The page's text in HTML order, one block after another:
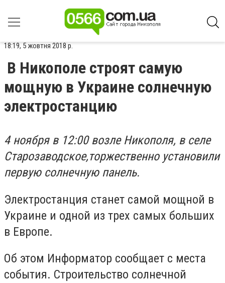
18:19, 5 жовтня 2018 р.
В Никополе строят самую
мощную в Украине солнечную
электростанцию
4 ноября в 12:00 возле Никополя, в селе
Старозаводское,торжественно установили
первую солнечную панель.
Электростанция станет самой мощной в
Украине и одной из трех самых больших
в Европе.
Об этом Информатор сообщает с места
события. Строительство солнечной